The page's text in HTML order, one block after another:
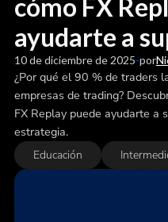
cómo FX
ayudarte a
10 de diciembre de 2025-por
¿Por qué el 90 % de traders
empresas de trading?
FX Replay puede ayudarte a
estrategia.
Educación